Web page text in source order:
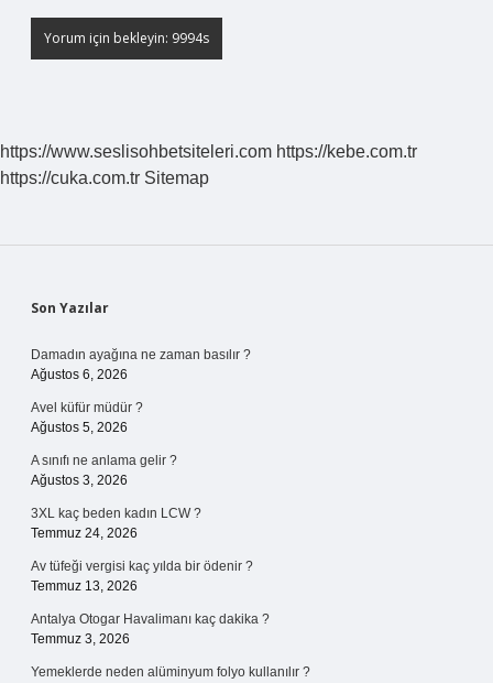
https://www.seslisohbetsiteleri.com https://kebe.com.tr
https://cuka.com.tr Sitemap
Sidebar
Son Yazılar
Damadın ayağına ne zaman basılır ?
Ağustos 6, 2026
Avel küfür müdür ?
Ağustos 5, 2026
A sınıfı ne anlama gelir ?
Ağustos 3, 2026
3XL kaç beden kadın LCW ?
Temmuz 24, 2026
Av tüfeği vergisi kaç yılda bir ödenir ?
Temmuz 13, 2026
Antalya Otogar Havalimanı kaç dakika ?
Temmuz 3, 2026
Yemeklerde neden alüminyum folyo kullanılır ?